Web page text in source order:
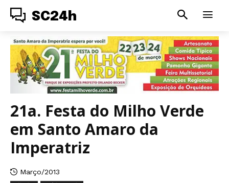
SC24h
21a. Festa do Milho Verde
em Santo Amaro da
Imperatriz
Março/2013